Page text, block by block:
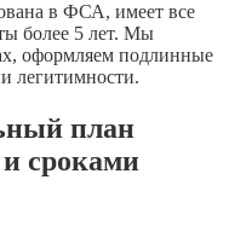
в ФСА, имеет все
более 5 лет. Мы
оформляем подлинные
легитимности.
план
сроками